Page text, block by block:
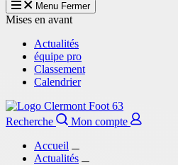
Menu Fermer
Mises en avant
Actualités
équipe pro
Classement
Calendrier
Recherche
Mon compte
Accueil
Actualités